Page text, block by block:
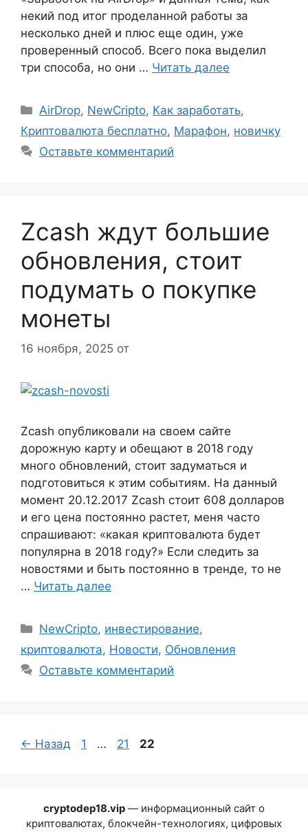
некий под итог проделанной работы за
несколько дней и плюс еще один, уже
проверенный способ. Всего пока выделил
три способа, но они … Читать далее
Рубрики
AirDrop, NewCripto, Как заработать,
Криптовалюта бесплатно, Марафон, новичку
Оставьте комментарий
Zcash ждут большие
обновления, стоит
подумать о покупке
монеты
16 ноября, 2025 от
Zcash опубликовали на своем сайте
дорожную карту и обещают в 2018 году
много обновлений, стоит задуматься и
подготовиться к этим событиям. На данный
момент 20.12.2017 Zcash стоит 608 долларов
и его цена постоянно растет, меня часто
спрашивают: «какая криптовалюта будет
популярна в 2018 году?» Если следить за
новостями и быть постоянно в тренде, то не
… Читать далее
Рубрики
NewCripto, инвестирование,
криптовалюта, Новости, Обновления
Оставьте комментарий
← Назад Страница
1 … Страница
21 Страница
22
cryptodep18.vip — информационный сайт о
криптовалютах, блокчейн-технологиях, цифровых